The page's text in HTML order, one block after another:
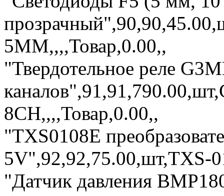
5MM,,,,Товар,0.00,,
"Твердотельное реле
8CH,,,,Товар,0.00,,
"TXS0108E
5V",92,92,75.00,шт,TXS-
"Датчик давления